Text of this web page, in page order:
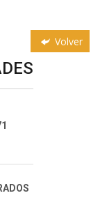
Volver